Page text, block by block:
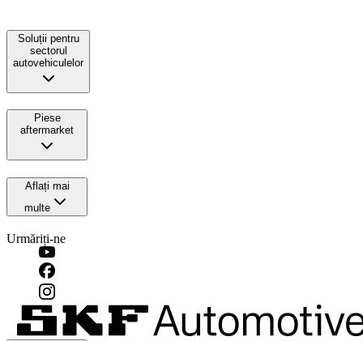
Soluții pentru
sectorul
autovehiculelor
Piese
aftermarket
Aflați mai
multe
Urmăriți-ne